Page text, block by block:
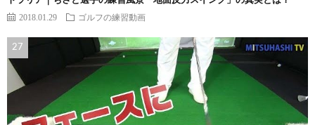
2018.01.29 ゴルフの練習動画